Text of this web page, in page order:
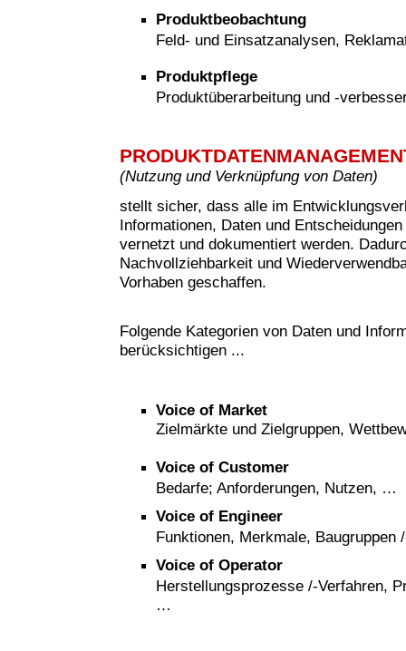
Produktbeobachtung
Feld- und Einsatzanalysen,
Produktpflege
Produktüberarbeitung und -
(Nutzung und Verknüpfung von Daten)
stellt sicher, dass alle im
Informationen, Daten und
vernetzt und dokumentiert werden.
Nachvollziehbarkeit und
Vorhaben geschaffen.
Folgende Kategorien von Daten und
berücksichtigen ...
Voice of Market
Zielmärkte und Zielgruppen,
Voice of Customer
Bedarfe; Anforderungen, Nutzen, …
Voice of Engineer
Funktionen, Merkmale,
Voice of Operator
Herstellungsprozesse /-Verfahren,